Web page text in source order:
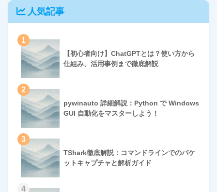
人気記事
1
【初心者向け】ChatGPTとは？使い方から
仕組み、活用事例まで徹底解説
2
pywinauto 詳細解説：Python で Windows
GUI 自動化をマスターしよう！
3
TShark徹底解説：コマンドラインでのパケ
ットキャプチャと解析ガイド
4